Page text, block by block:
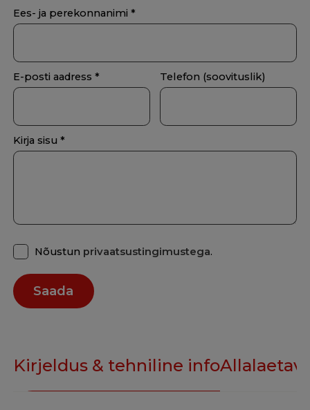
Ees- ja perekonnanimi *
E-posti aadress * Telefon (soovituslik)
Kirja sisu *
Nõustun privaatsustingimustega.
Kirjeldus & tehniline info